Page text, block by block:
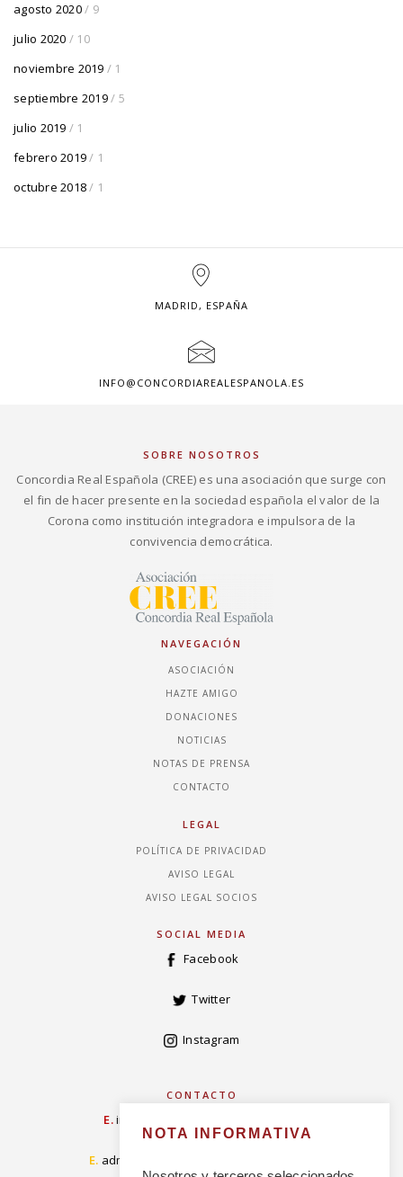
agosto 2020/ 9
julio 2020 / 10
noviembre 2019 / 1
septiembre 2019/ 5
julio 2019 / 1
febrero 2019/ 1
octubre 2018/ 1
MADRID, ESPAÑA
INFO@CONCORDIAREALESPANOLA.ES
SOBRE NOSOTROS
Concordia Real Española (CREE) es una asociación que surge con
el fin de hacer presente en la sociedad española el valor de la
Corona como institución integradora e impulsora de la
convivencia democrática.
NAVEGACIÓN
ASOCIACIÓN
HAZTE AMIGO
DONACIONES
NOTICIAS
NOTAS DE PRENSA
CONTACTO
LEGAL
POLÍTICA DE PRIVACIDAD
AVISO LEGAL
AVISO LEGAL SOCIOS
SOCIAL MEDIA
Facebook
Twitter
Instagram
CONTACTO
E.info@concordiarealespanola.es
E. admision@concordiarealespanola.es
NOTA INFORMATIVA